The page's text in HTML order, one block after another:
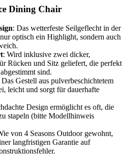
Dining Chair
: Das wetterfeste Seilgeflecht in der
optisch ein Highlight, sondern auch
: Wird inklusive zwei dicker,
Rücken und Sitz geliefert, die perfekt
sind.
Das Gestell aus pulverbeschichtetem
leicht und sorgt für dauerhafte
Design ermöglicht es oft, die
stapeln (bitte Modellhinweis
von 4 Seasons Outdoor gewohnt,
langfristigen Garantie auf